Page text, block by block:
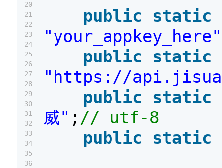
20
21
22
23
24
25
26
27
28
29
30
31
32
33
34
35
36
public static
"your_appkey_here"
public static
"https://
public static
威" ; // utf-8
public static